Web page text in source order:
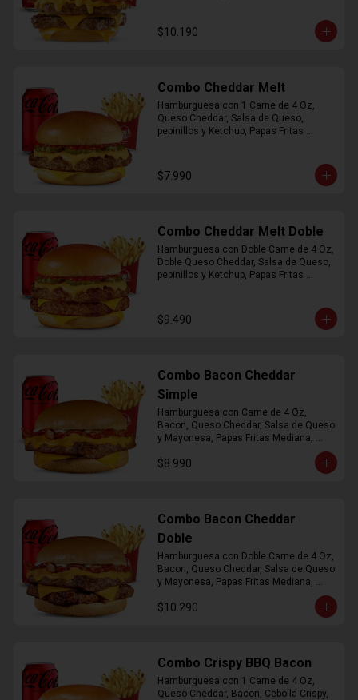
$10.190
Combo Cheddar Melt
Hamburguesa con 1 Carne de 4 Oz,
Queso Cheddar, Salsa de Queso,
pepinillos y Ketchup, Papas Fritas
$7.990
Combo Cheddar Melt Doble
Hamburguesa con Doble Carne de 4 Oz,
Doble Queso Cheddar, Salsa de Queso,
pepinillos y Ketchup, Papas Fritas
$9.490
Combo Bacon Cheddar
Simple
Hamburguesa con Carne de 4 Oz,
Bacon, Queso Cheddar, Salsa de Queso
y Mayonesa, Papas Fritas Mediana,
$8.990
Combo Bacon Cheddar
Doble
Hamburguesa con Doble Carne de 4 Oz,
Bacon, Queso Cheddar, Salsa de Queso
y Mayonesa, Papas Fritas Mediana,
$10.290
Combo Crispy BBQ Bacon
Hamburguesa con 1 Carne de 4 Oz,
Queso Cheddar, Bacon, Cebolla Crispy,